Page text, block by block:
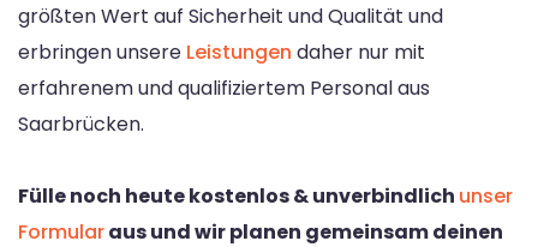
größten Wert auf Sicherheit und Qualität und
erbringen unsere Leistungen daher nur mit
erfahrenem und qualifiziertem Personal aus
Saarbrücken.
Fülle noch heute kostenlos & unverbindlich unser
Formularaus und wir planen gemeinsam deinen